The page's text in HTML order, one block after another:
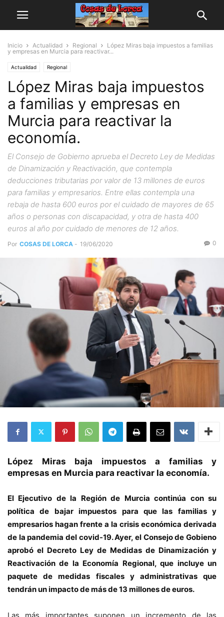
Inicio Actualidad Regional
López Miras baja impuestos a familias
y empresas en Murcia para reactivar...
Actualidad Regional
López Miras baja impuestos
a familias y empresas en
Murcia para reactivar la
economía.
El Consejo de Gobierno aprueba el Decreto Ley de Medidas
de Dinamización y Reactivación, que contempla
deducciones tributarias por valor de 13 millones de euros
para familias y empresarios. Entre ellas contempla una
rebaja de hasta 600 euros por el cuidado de mayores de 65
años o personas con discapacidad, y otra de hasta 400
euros al año por cuidado de menores de 12 años.
Por COSAS DE LORCA - 19/06/2020 0
López Miras baja impuestos a familias y
empresas en Murcia para reactivar la economía.
El Ejecutivo de la Región de Murcia continúa con su
política de bajar impuestos para que las familias y
empresarios hagan frente a la crisis económica derivada
de la pandemia del covid-19. Ayer, el Consejo de Gobieno
aprobó el Decreto Ley de Medidas de Dinamización y
Reactivación de la Economía Regional, que incluye un
paquete de medidas fiscales y administrativas que
tendrán un impacto de más de 13 millones de euros.